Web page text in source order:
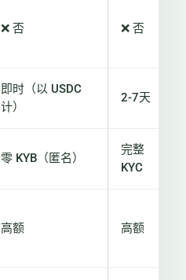
❌ 否 ❌ 否
即时（以 USDC
计）
2-7天
零 KYB（匿名）
完整
KYC
高额 高额